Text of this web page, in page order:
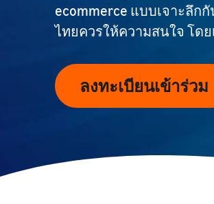
ecommerce แบบเจาะลึก
ไทยควรให้ความสนใจ โด
ลงทะเบียนเข้าร่วม